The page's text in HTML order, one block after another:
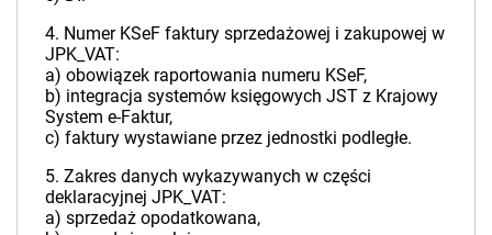
4. Numer KSeF faktury sprzedażowej i zakupowej w
JPK_VAT:
a) obowiązek raportowania numeru KSeF,
b) integracja systemów księgowych JST z Krajowy
System e-Faktur,
c) faktury wystawiane przez jednostki podległe.
5. Zakres danych wykazywanych w części
deklaracyjnej JPK_VAT:
a) sprzedaż opodatkowana,